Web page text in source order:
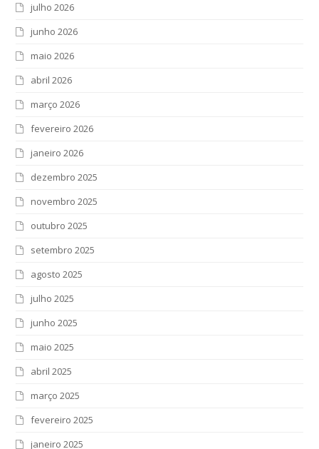
julho 2026
junho 2026
maio 2026
abril 2026
março 2026
fevereiro 2026
janeiro 2026
dezembro 2025
novembro 2025
outubro 2025
setembro 2025
agosto 2025
julho 2025
junho 2025
maio 2025
abril 2025
março 2025
fevereiro 2025
janeiro 2025